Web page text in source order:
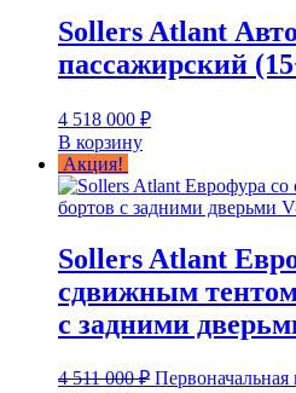
Sollers Atlant
пассажирский
4 518 000 ₽
В корзину
Акция!
Sollers Atlant
сдвижным
с задними
4 511 000₽ Первоначальная